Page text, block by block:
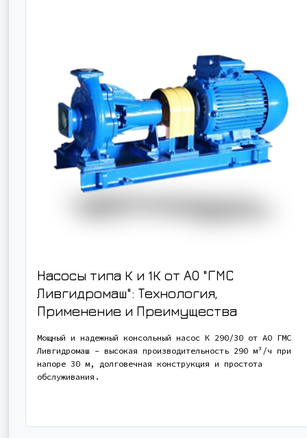
Насосы типа К и 1К от АО "ГМС
Ливгидромаш": Технология,
Применение и Преимущества
Мощный и надежный консольный насос К 290/30 от АО ГМС
Ливгидромаш - высокая производительность 290 м³/ч при
напоре 30 м, долговечная конструкция и простота
обслуживания.